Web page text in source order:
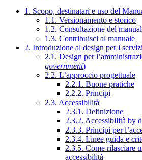
1. Scopo, destinatari e uso del
1.1. Versionamento e storico
1.2. Consultazione del
1.3. Contribuisci al manuale
2. Introduzione al design per i
2.1. Design per
government)
2.2. L’approccio progettuale
2.2.1. Buone pratiche
2.2.2. Principi
2.3. Accessibilità
2.3.1. Definizione
2.3.2. Accessibilità by
2.3.3. Principi per
2.3.4. Linee guida e
2.3.5. Come rilasciare
accessibilità